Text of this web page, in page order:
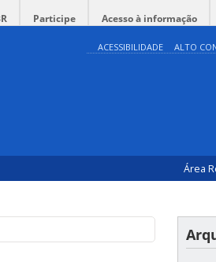
Participe Acesso à informação
ACESSIBILIDADE ALTO
Área